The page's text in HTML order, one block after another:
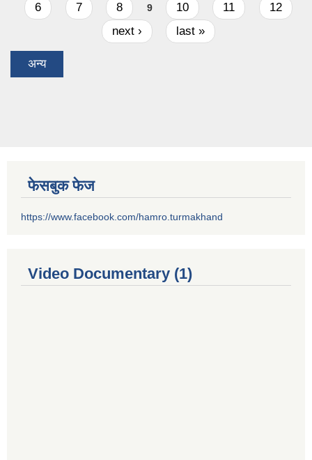
6
7 8 9 10 11
12
next ›
last »
अन्य
फेसबुक फेज
https://www.facebook.com/hamro.turmakhand
Video Documentary (1)